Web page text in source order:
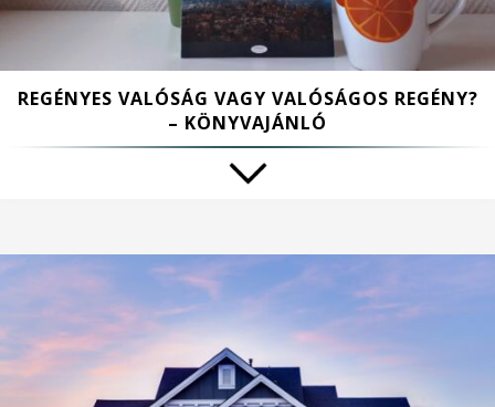
REGÉNYES VALÓSÁG VAGY VALÓSÁGOS REGÉNY?
– KÖNYVAJÁNLÓ